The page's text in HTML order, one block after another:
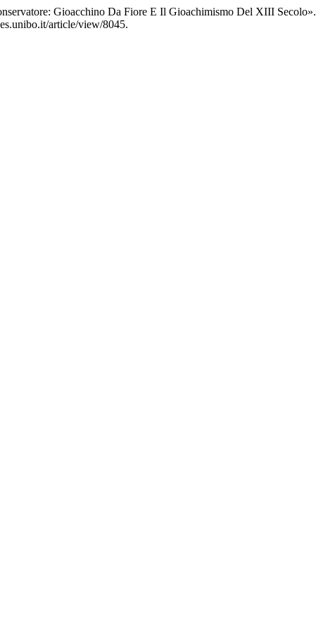
Gioacchino Da Fiore E Il Gioachimismo Del XIII Secolo».
article/view/8045.